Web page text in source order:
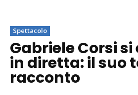
Spettacolo
Gabriele Corsi
in diretta: il suo
racconto